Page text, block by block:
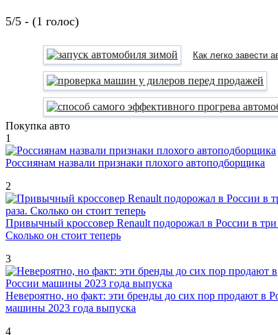
5/5 - (1 голос)
Как легко завести
Покупка авто
1
Россиянам назвали признаки плохого автоподборщика
2
Привычный кроссовер Renault подорожал в России в три
Сколько он стоит теперь
3
Невероятно, но факт: эти бренды до сих пор продают в
машины 2023 года выпуска
4